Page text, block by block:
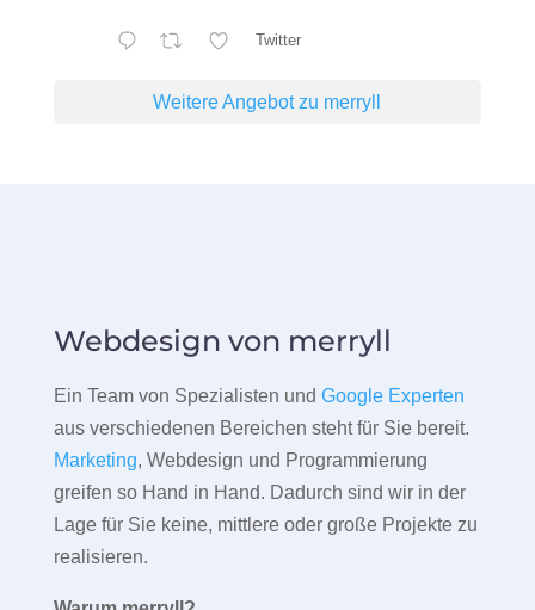
Twitter
Weitere Angebot zu merryll
Webdesign von merryll
Ein Team von Spezialisten und Google Experten
aus verschiedenen Bereichen steht für Sie bereit.
Marketing, Webdesign und Programmierung
greifen so Hand in Hand. Dadurch sind wir in der
Lage für Sie keine, mittlere oder große Projekte zu
realisieren.